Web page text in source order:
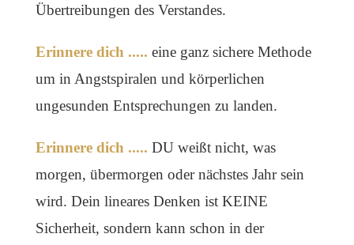
Übertreibungen des Verstandes.
Erinnere dich ..... eine ganz sichere Methode
um in Angstspiralen und körperlichen
ungesunden Entsprechungen zu landen.
Erinnere dich ..... DU weißt nicht, was
morgen, übermorgen oder nächstes Jahr sein
wird. Dein lineares Denken ist KEINE
Sicherheit, sondern kann schon in der